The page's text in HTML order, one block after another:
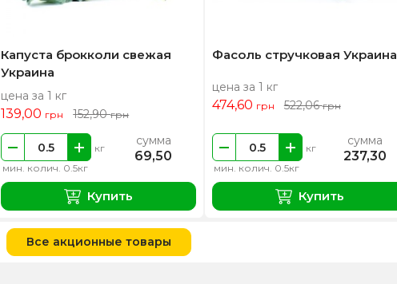
Капуста брокколи свежая
Украина
цена за 1 кг
139,00 грн 152,90грн
мин. колич. 0.5кг
кг сумма
69,50
Купить
Фасоль стручковая Украина
цена за 1 кг
474,60 грн 522,06грн
мин. колич. 0.5кг
кг сумма
237,30
Купить
Все акционные товары